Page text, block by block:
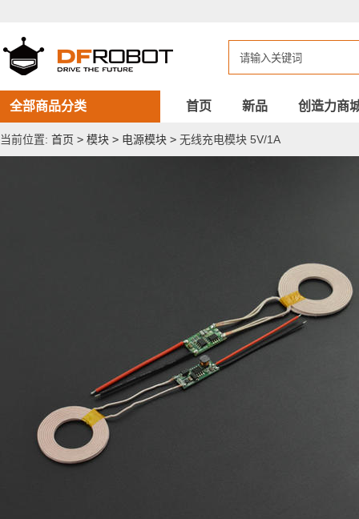
电
模
块
5V/1A
全部商品分类 首页 新品 创造力商
当前位置: 首页 > 模块 > 电源模块 > 无线充电模块 5V/1A